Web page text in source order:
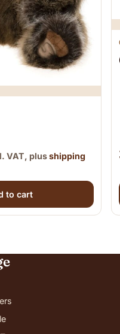
VAT, plusshipping
to cart